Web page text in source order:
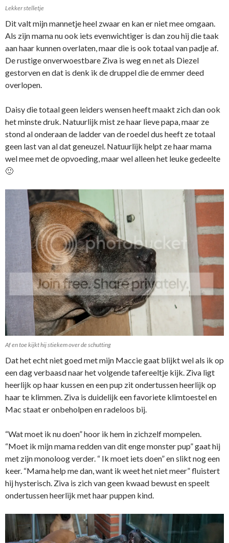
Lekker stelletje
Dit valt mijn mannetje heel zwaar en kan er niet mee omgaan.
Als zijn mama nu ook iets evenwichtiger is dan zou hij die taak
aan haar kunnen overlaten, maar die is ook totaal van padje af.
De rustige onverwoestbare Ziva is weg en net als Diezel
gestorven en dat is denk ik de druppel die de emmer deed
overlopen.
Daisy die totaal geen leiders wensen heeft maakt zich dan ook
het minste druk. Natuurlijk mist ze haar lieve papa, maar ze
stond al onderaan de ladder van de roedel dus heeft ze totaal
geen last van al dat geneuzel. Natuurlijk helpt ze haar mama
wel mee met de opvoeding, maar wel alleen het leuke gedeelte
🙂
Af en toe kijkt hij stiekem over de schutting
Dat het echt niet goed met mijn Maccie gaat blijkt wel als ik op
een dag verbaasd naar het volgende tafereeltje kijk. Ziva ligt
heerlijk op haar kussen en een pup zit ondertussen heerlijk op
haar te klimmen. Ziva is duidelijk een favoriete klimtoestel en
Mac staat er onbeholpen en radeloos bij.
“Wat moet ik nu doen” hoor ik hem in zichzelf mompelen.
“Moet ik mijn mama redden van dit enge monster pup” gaat hij
met zijn monoloog verder. “ Ik moet iets doen” en slikt nog een
keer. “Mama help me dan, want ik weet het niet meer” fluistert
hij hysterisch. Ziva is zich van geen kwaad bewust en speelt
ondertussen heerlijk met haar puppen kind.